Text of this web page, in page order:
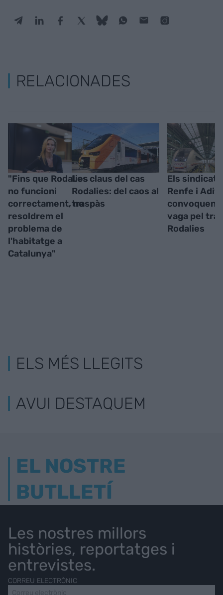
RELACIONADES
"Fins que Rodalies
no funcioni
correctament, no
resoldrem el
problema de
l'habitatge a
Catalunya"
Les claus del cas
Rodalies: del caos al
traspàs
Els
Renfe i Adif
convoquen
vaga pel
Rodalies
ELS MÉS LLEGITS
AVUI DESTAQUEM
EL NOSTRE
BUTLLETÍ
Les nostres millors
històries, reportatges i
entrevistes.
CORREU ELECTRÒNIC